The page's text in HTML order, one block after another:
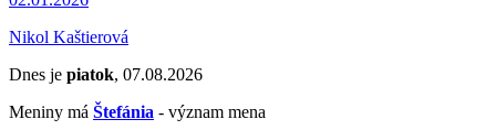
Nikol Kaštierová
Dnes je piatok, 07.08.2026
Meniny má Štefánia - význam mena